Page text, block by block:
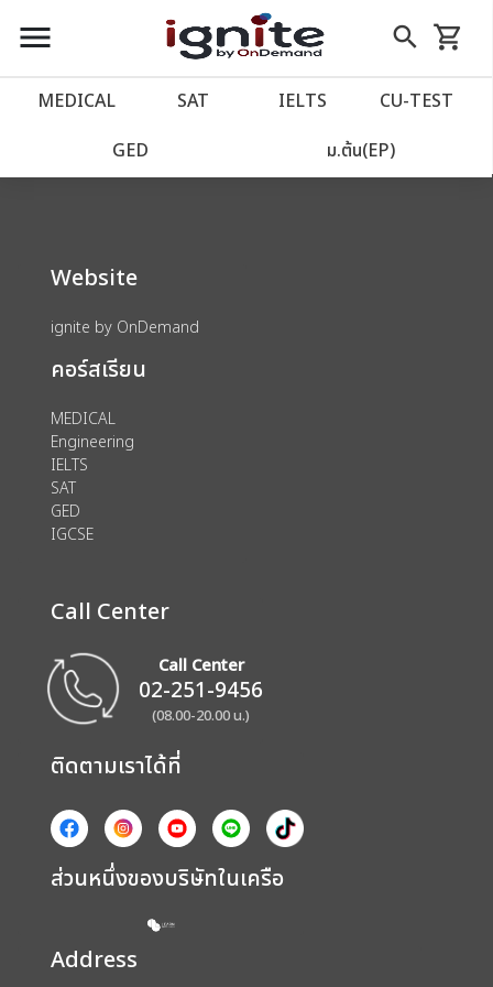
close
account_balance หน้าแรก
เว็บไซต์อิกไนท์
import_contacts วางแผนการเรียน
account_circle เข้าสู่ระบบ
assignment ลงทะเบียน
menu search
Skip
to
shopping_cart
รถเข็น
MEDICAL SAT IELTS CU‑TEST
GED ม.ต้น(EP)
We could not find anything for 80002770
Website
ignite by OnDemand
คอร์สเรียน
MEDICAL
Engineering
IELTS
SAT
GED
IGCSE
Call Center
Call Center
02-251-9456
(08.00-20.00 น.)
ติดตามเราได้ที่
ส่วนหนึ่งของบริษัทในเครือ
Address